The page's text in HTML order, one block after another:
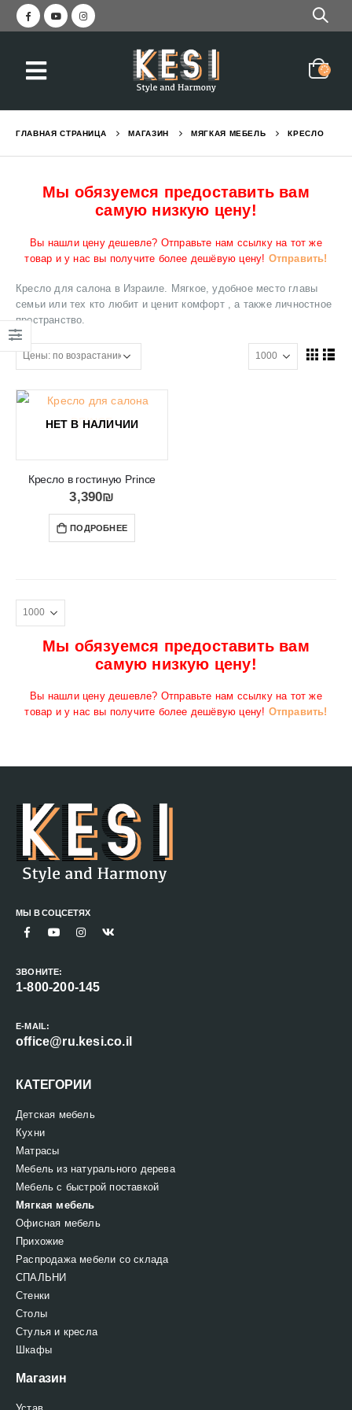
ГЛАВНАЯ СТРАНИЦА МАГАЗИН МЯГКАЯ МЕБЕЛЬ КРЕСЛО
Мы обязуемся предоставить вам
самую низкую цену!
Вы нашли цену дешевле? Отправьте нам ссылку на тот же
товар и у нас вы получите более дешёвую цену! Отправить!
Кресло для салона в Израиле. Мягкое, удобное место главы
семьи или тех кто любит и ценит комфорт , а также личностное
пространство.
НЕТ В НАЛИЧИИ
Кресло в гостиную Prince
3,390₪
ПОДРОБНЕЕ
Мы обязуемся предоставить вам
самую низкую цену!
Вы нашли цену дешевле? Отправьте нам ссылку на тот же
товар и у нас вы получите более дешёвую цену! Отправить!
МЫ В СОЦСЕТЯХ
ЗВОНИТЕ:
1-800-200-145
E-MAIL:
office@ru.kesi.co.il
КАТЕГОРИИ
Детская мебель
Кухни
Матрасы
Мебель из натурального дерева
Мебель с быстрой поставкой
Мягкая мебель
Офисная мебель
Прихожие
Распродажа мебели со склада
СПАЛЬНИ
Стенки
Столы
Стулья и кресла
Шкафы
Магазин